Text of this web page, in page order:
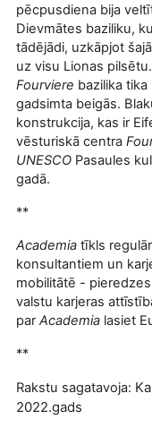
pēcpusdiena bija
Dievmātes baziliku,
tādējādi, uzkāpjot
uz visu Lionas
Fourviere bazilika
gadsimta beigās.
konstrukcija, kas ir
vēsturiskā centra
UNESCO Pasaules
gadā.
**
Academia tīkls
konsultantiem un
mobilitātē -
valstu karjeras
parAcademia lasiet
**
Rakstu sagatavoja:
2022.gads